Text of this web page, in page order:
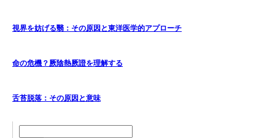
視界を妨げる翳：その原因と東洋医学的アプローチ
命の危機？厥陰熱厥證を理解する
舌苔脱落：その原因と意味